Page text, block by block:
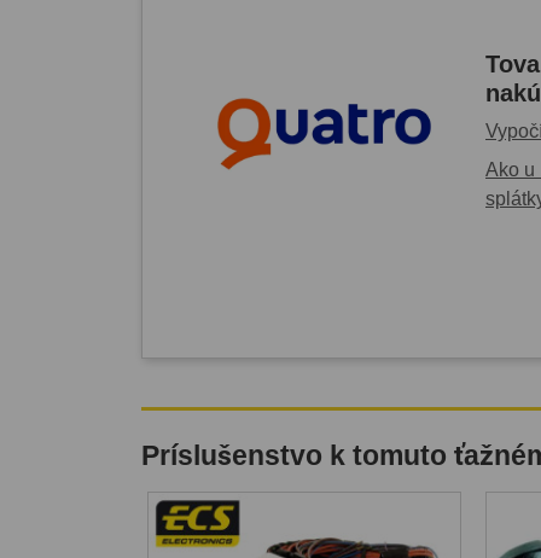
Ako u
Príslušenstvo k tomuto